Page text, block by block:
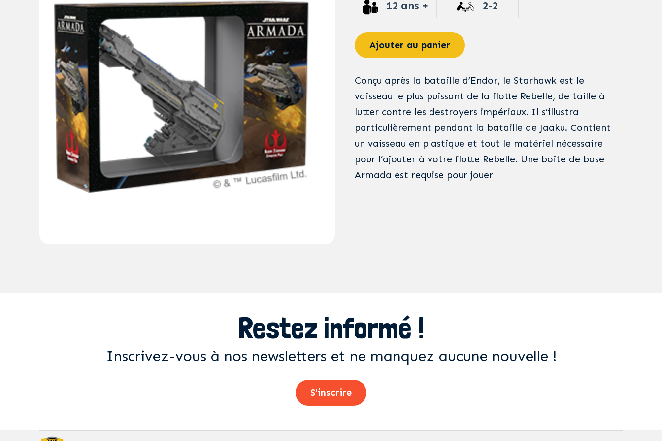
12 ans + 2-2
Ajouter au panier
Conçu après la bataille d’Endor, le Starhawk est le
vaisseau le plus puissant de la flotte Rebelle, de taille à
lutter contre les destroyers impériaux. Il s’illustra
particulièrement pendant la bataille de Jaaku. Contient
un vaisseau en plastique et tout le matériel nécessaire
pour l’ajouter à votre flotte Rebelle. Une boite de base
Armada est requise pour jouer
Restez informé !
Inscrivez-vous à nos newsletters et ne manquez aucune nouvelle !
S'inscrire